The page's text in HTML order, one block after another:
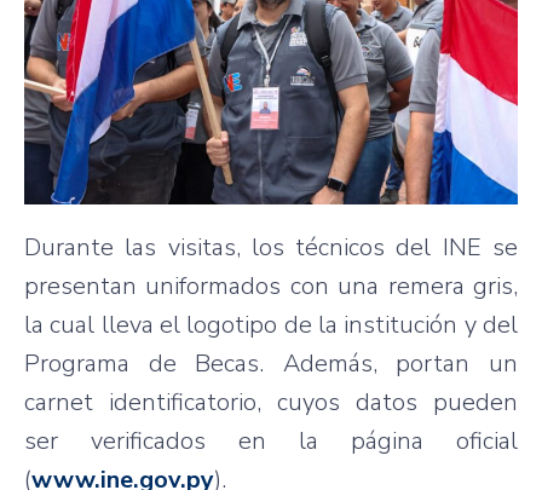
Durante las visitas, los técnicos del INE se
presentan uniformados con una remera gris,
la cual lleva el logotipo de la institución y del
Programa de Becas. Además, portan un
carnet identificatorio, cuyos datos pueden
ser verificados en la página oficial
(www.ine.gov.py).